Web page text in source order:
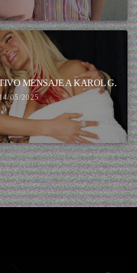
MENSAJE A KAROL G.
05/2025